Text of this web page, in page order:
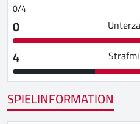
0/4
0
4
SPIELINFORMATION